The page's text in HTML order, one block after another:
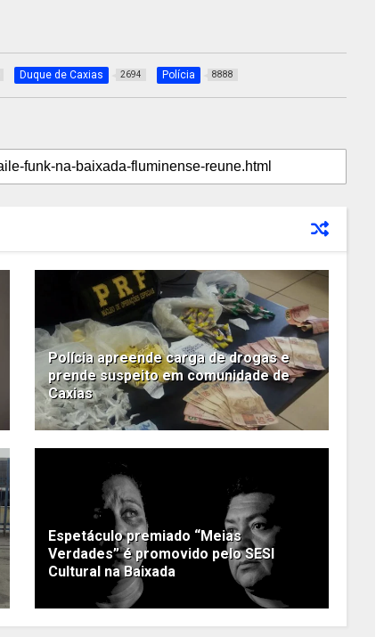
Duque de Caxias 2694 Polícia 8888
Polícia apreende carga de drogas e
prende suspeito em comunidade de
Caxias
Espetáculo premiado “Meias
Verdades” é promovido pelo SESI
Cultural na Baixada